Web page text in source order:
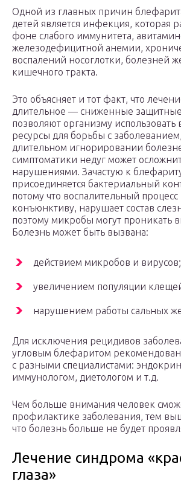
Одной из главных причин
детей является инфекция, которая
фоне слабого иммунитета,
железодефицитной анемии,
воспалений носоглотки, болезней
кишечного тракта.
Это объясняет и тот факт, что
длительное — сниженные
позволяют организму
ресурсы для борьбы с
длительном игнорировании
симптоматики недуг может
нарушениями. Зачастую к
присоединяется бактериальный
потому что воспалительный процесс
конъюнктиву, нарушает состав
поэтому микробы могут проникать
Болезнь может быть вызвана:
действием микробов и вирусов;
увеличением популяции
нарушением работы сальных
Для исключения рецидивов
угловым блефаритом
с разными специалистами:
иммунологом, диетологом и т.д.
Чем больше внимания человек
профилактике заболевания, тем
что болезнь больше не будет
Лечение синдрома
глаза»